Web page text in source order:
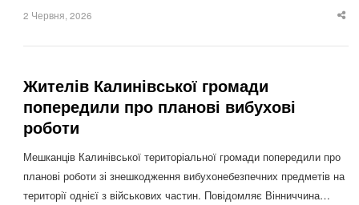
2 Червня, 2026
Жителів Калинівської громади
попередили про планові вибухові
роботи
Мешканців Калинівської територіальної громади попередили про
планові роботи зі знешкодження вибухонебезпечних предметів на
території однієї з військових частин. Повідомляє Вінниччина…